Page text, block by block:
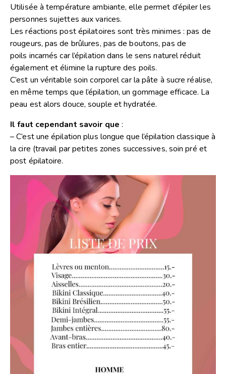
Utilisée à température ambiante, elle permet d’épiler les
personnes sujettes aux varices.
Les réactions post épilatoires sont très minimes : pas de
rougeurs, pas de brûlures, pas de boutons, pas de
poils incarnés car l’épilation dans le sens naturel réduit
également et élimine la rupture des poils.
C’est un véritable soin corporel car la pâte à sucre réalise,
en même temps que l’épilation, un gommage efficace. La
peau est alors douce, souple et hydratée.
Il faut cependant savoir que :
– C’est une épilation plus longue que l’épilation classique à
la cire (travail par petites zones successives, soin pré et
post épilatoire.